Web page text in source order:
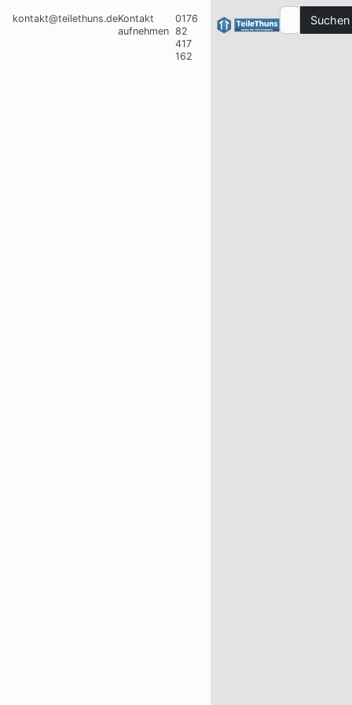
kontakt@teilethuns.deKontakt
aufnehmen
0176
82
417
162
Suchen